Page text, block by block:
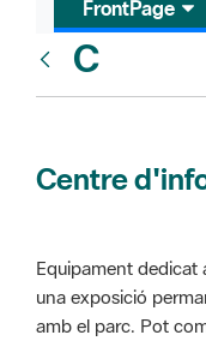
FrontPage
C
Centre
Equipament dedicat
una exposició
amb el parc. Pot